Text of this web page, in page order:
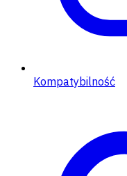
Kompatybilność